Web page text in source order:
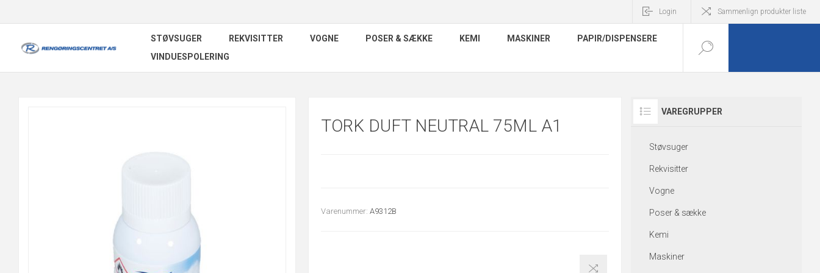
Login Sammenlign produkter liste
STØVSUGER REKVISITTER VOGNE POSER & SÆKKE KEMI MASKINER
PAPIR/DISPENSERE
VINDUESPOLERING
TORK DUFT NEUTRAL 75ML A1
Varenummer: A9312B
VAREGRUPPER
Støvsuger
Rekvisitter
Vogne
Poser & sække
Kemi
Maskiner